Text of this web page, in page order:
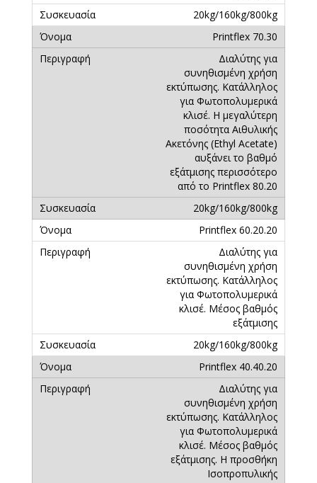
20kg/160kg/800kg
Printflex 70.30
Διαλύτης για
συνηθισμένη χρήση
εκτύπωσης. Κατάλληλος
για Φωτοπολυμερικά
κλισέ. Η μεγαλύτερη
ποσότητα Αιθυλικής
Ακετόνης (Ethyl Acetate)
αυξάνει το βαθμό
εξάτμισης περισσότερο
από το Printflex 80.20
20kg/160kg/800kg
Printflex 60.20.20
Διαλύτης για
συνηθισμένη χρήση
εκτύπωσης. Κατάλληλος
για Φωτοπολυμερικά
κλισέ. Μέσος βαθμός
εξάτμισης
20kg/160kg/800kg
Printflex 40.40.20
Διαλύτης για
συνηθισμένη χρήση
εκτύπωσης. Κατάλληλος
για Φωτοπολυμερικά
κλισέ. Μέσος βαθμός
εξάτμισης. Η προσθήκη
Ισοπροπυλικής